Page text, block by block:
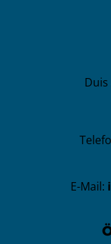
E-Mail: